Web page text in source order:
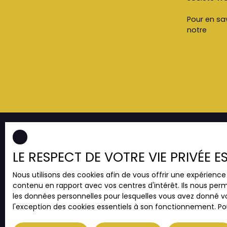
Pour en
notre
JE RECHERCHE UN BIEN
Vente appartement Strasbourg (67000)
Vente appartement Strasbourg (67200)
Vente appartement Illkirch-Graffenstaden
(67400)
LE RESPECT DE VOTRE VIE PRIVÉE
Nous utilisons des cookies afin de vous offrir une
contenu en rapport avec vos centres d'intérêt. Ils nous
les données personnelles pour lesquelles vous avez donné
l'exception des cookies essentiels à son fonctionnement.